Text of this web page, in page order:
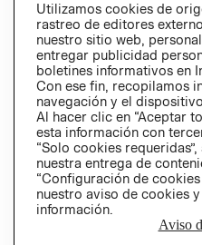
Utilizamos cookies de
rastreo de editores
nuestro sitio web,
entregar publicidad
boletines informativos en
Con ese fin, recopilamos
navegación y el
Al hacer clic en “Aceptar
esta información con
“Solo cookies
nuestra entrega de
“Configuración de
nuestro aviso de cookies
información.
Aviso